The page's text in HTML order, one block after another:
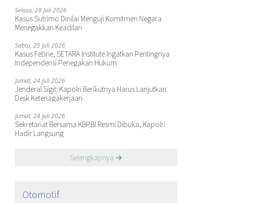
Selasa, 28 Juli 2026
Kasus Sutrimo Dinilai Menguji Komitmen Negara
Menegakkan Keadilan
Sabtu, 25 Juli 2026
Kasus Febrie, SETARA Institute Ingatkan Pentingnya
Independensi Penegakan Hukum
Jumat, 24 Juli 2026
Jenderal Sigit: Kapolri Berikutnya Harus Lanjutkan
Desk Ketenagakerjaan
Jumat, 24 Juli 2026
Sekretariat Bersama KBPBI Resmi Dibuka, Kapolri
Hadir Langsung
Selengkapnya
Otomotif